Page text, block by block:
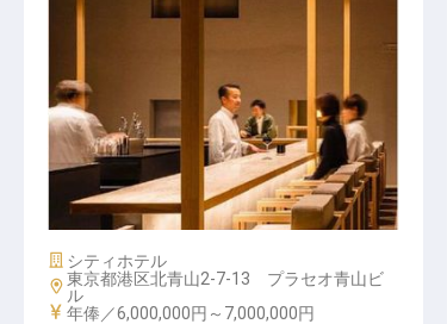
鮨レストランマネージャー│年俸600
万円～700万円／2027年新設／カウ
ンターを預かる立ち上げ責任者
施設業態
シティホテル
勤務地
東京都港区北青山2-7-13 プラセオ青山ビ
ル
給与
年俸／6,000,000円～ 7,000,000円